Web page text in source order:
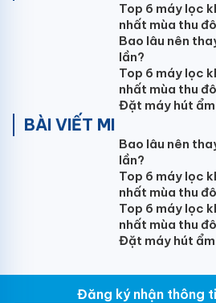
hỗ trợ áp suất
chế độ khác nhau sẽ đáp ứng
lớn nhỏ, đảm bảo hiệu quả làm
Dàn bay hơi hình chữ V sẽ
đổi nhiệt
Điều hòa thiết kế dàn bay hơi
V giúp giảm thất thoát nhiệt,
và nâng cao hiệu quả trao đổi
công trình yêu cầu cao về hiệu
Môi chất lạnh R32 cho
Điều hòa sử dụng gas R32 với
Top 6 máy lọc
nhất mùa thu
Bao lâu nên
lần?
Top 6 máy lọc
nhất mùa thu
Đặt máy hút ẩm
BÀI VIẾT MI
Bao lâu nên
lần?
Top 6 máy lọc
nhất mùa thu
Top 6 máy lọc
nhất mùa thu
Đặt máy hút ẩm
Đăng ký nhận thông